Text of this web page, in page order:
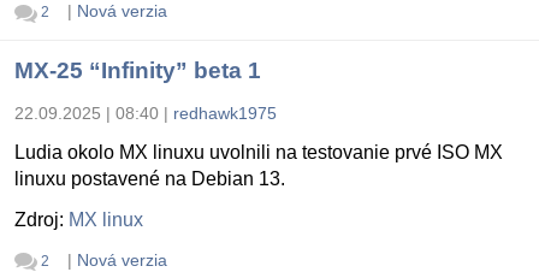
2 | Nová verzia
MX-25 “Infinity” beta 1
22.09.2025 | 08:40 | redhawk1975
Ludia okolo MX linuxu uvolnili na testovanie prvé ISO MX
linuxu postavené na Debian 13.
Zdroj: MX linux
2 | Nová verzia